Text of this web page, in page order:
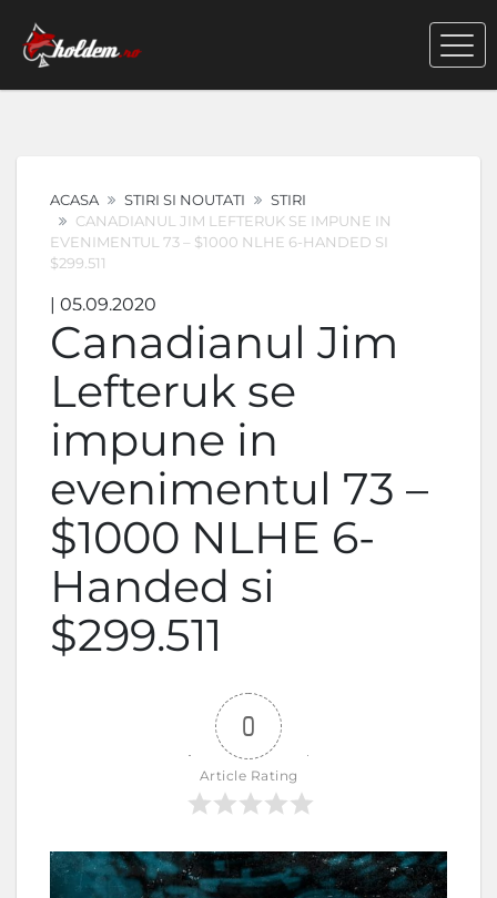
ACASA STIRI SI NOUTATI
STIRI
CANADIANUL JIM LEFTERUK SE IMPUNE IN
EVENIMENTUL 73 – $1000 NLHE 6-HANDED SI
$299.511
| 05.09.2020
Canadianul Jim
Lefteruk se
impune in
evenimentul 73 –
$1000 NLHE 6-
Handed si
$299.511
0
Article Rating